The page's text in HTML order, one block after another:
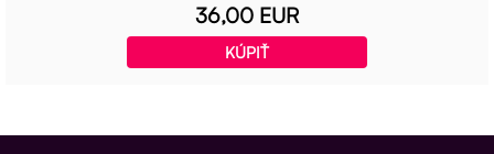
36,00 EUR
KÚPIŤ